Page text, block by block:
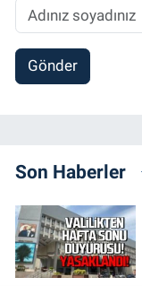
Gönder
Son Haberler